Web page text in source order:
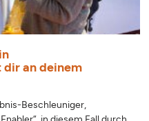
an deinem
Beschleuniger,